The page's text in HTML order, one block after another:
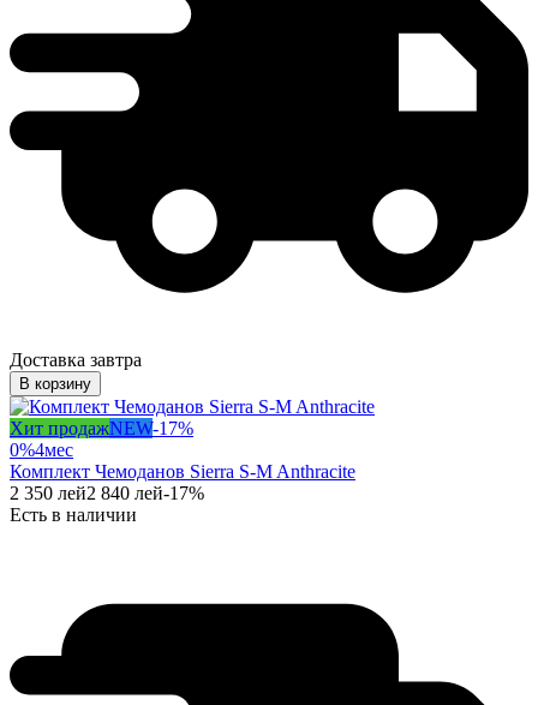
Доставка завтра
В корзину
Хит продажNEW-17%
0%4мес
Комплект Чемоданов Sierra S-M Anthracite
2 350 лей2 840 лей-17%
Есть в наличии